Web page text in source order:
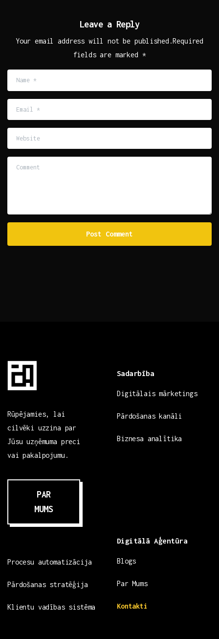
Leave a Reply
Your email address will not be published.Required
fields are marked *
*
Website
Rūpējamies, lai
cilvēki uzzina par
Jūsu uzņēmuma preci
vai pakalpojumu.
PAR
MUMS
Sadarbība
Digitālais mārketings
Pārdošanas kanāli
Biznesa analītika
Procesu automatizācija
Pārdošanas stratēģija
Klientu vadības sistēma
Digitālā Aģentūra
Blogs
Par Mums
Kontakti